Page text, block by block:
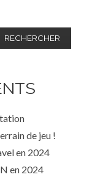
RECHERCHER
de jeu !
en 2024
en 2024